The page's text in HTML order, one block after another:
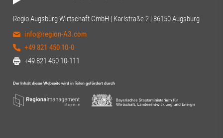
Regio Augsburg Wirtschaft GmbH | Karlstraße 2 | 86150 Augsburg
info@region-A3.com
+49 821 450 10-0
+49 821 450 10-111